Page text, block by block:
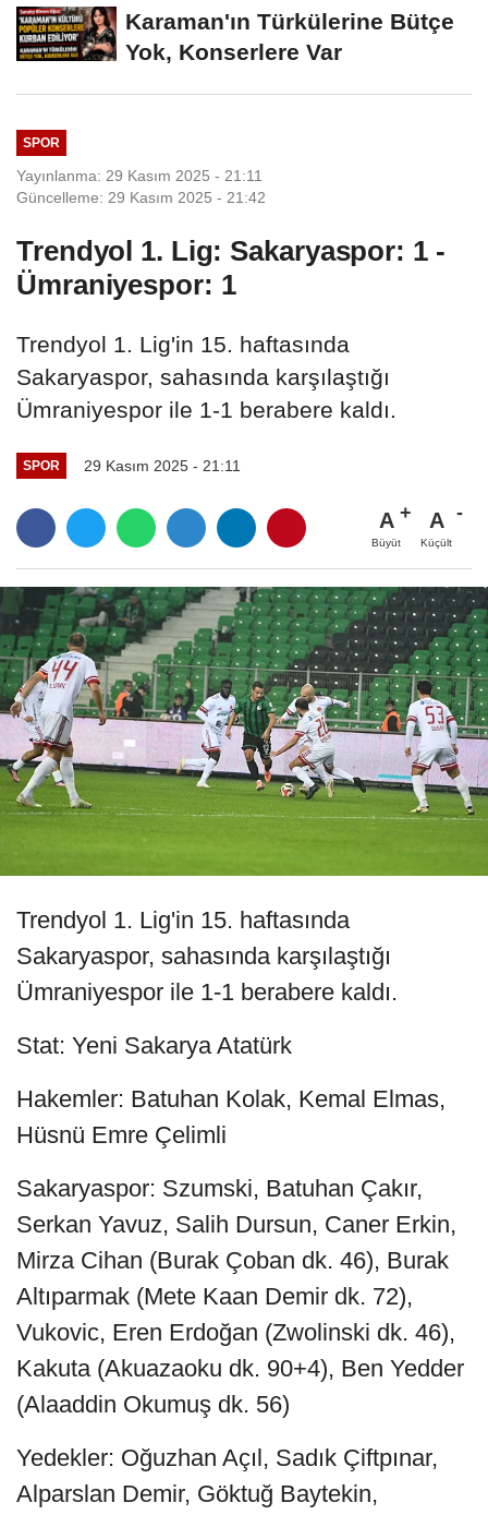
Karaman'ın Türkülerine Bütçe
Yok, Konserlere Var
SPOR
Yayınlanma: 29 Kasım 2025 - 21:11
Güncelleme: 29 Kasım 2025 - 21:42
Trendyol 1. Lig: Sakaryaspor: 1 -
Ümraniyespor: 1
Trendyol 1. Lig'in 15. haftasında
Sakaryaspor, sahasında karşılaştığı
Ümraniyespor ile 1-1 berabere kaldı.
SPOR 29 Kasım 2025 - 21:11
A
Büyüt
A
Küçült
Trendyol 1. Lig'in 15. haftasında
Sakaryaspor, sahasında karşılaştığı
Ümraniyespor ile 1-1 berabere kaldı.
Stat: Yeni Sakarya Atatürk
Hakemler: Batuhan Kolak, Kemal Elmas,
Hüsnü Emre Çelimli
Sakaryaspor: Szumski, Batuhan Çakır,
Serkan Yavuz, Salih Dursun, Caner Erkin,
Mirza Cihan (Burak Çoban dk. 46), Burak
Altıparmak (Mete Kaan Demir dk. 72),
Vukovic, Eren Erdoğan (Zwolinski dk. 46),
Kakuta (Akuazaoku dk. 90+4), Ben Yedder
(Alaaddin Okumuş dk. 56)
Yedekler: Oğuzhan Açıl, Sadık Çiftpınar,
Alparslan Demir, Göktuğ Baytekin,